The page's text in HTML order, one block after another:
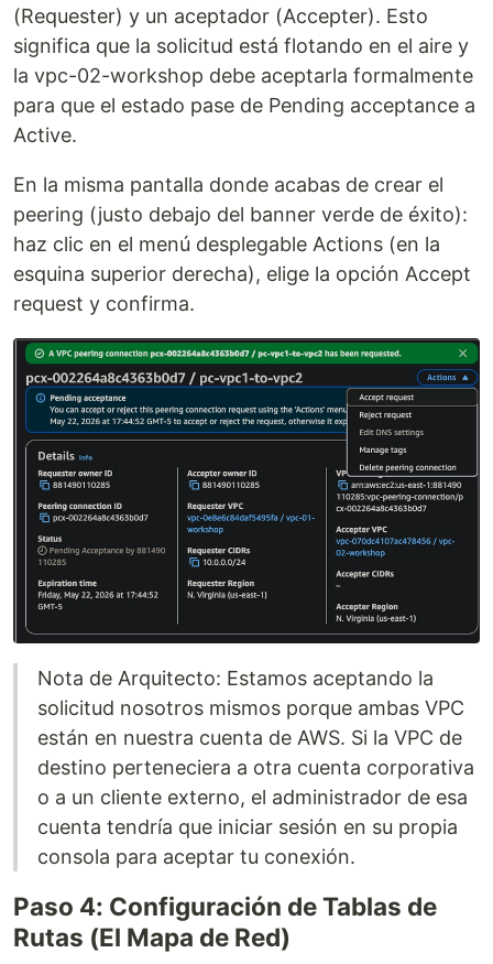
(Requester) y un aceptador (Accepter). Esto
significa que la solicitud está flotando en el aire y
la vpc-02-workshop debe aceptarla formalmente
para que el estado pase de Pending acceptance a
Active.
En la misma pantalla donde acabas de crear el
peering (justo debajo del banner verde de éxito):
haz clic en el menú desplegable Actions (en la
esquina superior derecha), elige la opción Accept
request y confirma.
Nota de Arquitecto: Estamos aceptando la
solicitud nosotros mismos porque ambas VPC
están en nuestra cuenta de AWS. Si la VPC de
destino perteneciera a otra cuenta corporativa
o a un cliente externo, el administrador de esa
cuenta tendría que iniciar sesión en su propia
consola para aceptar tu conexión.
Paso 4: Configuración de Tablas de
Rutas (El Mapa de Red)